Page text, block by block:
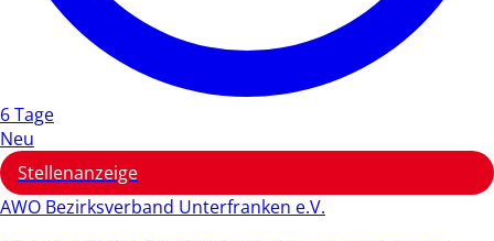
6 Tage
Neu
Stellenanzeige
AWO Bezirksverband Unterfranken e.V.